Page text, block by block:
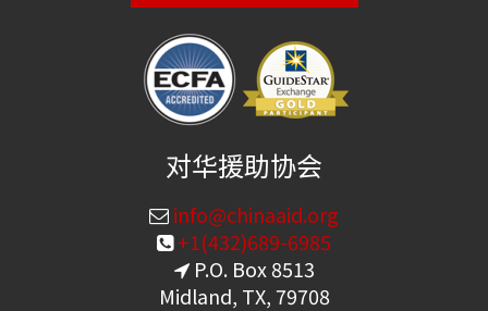
对华援助协会
info@chinaaid.org
+1(432)689-6985
P.O. Box 8513
Midland, TX, 79708